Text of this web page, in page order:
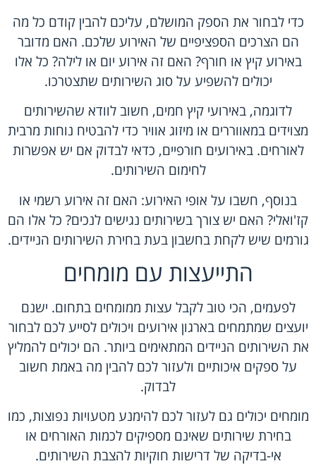
כדי לבחור את הספק המושלם, עליכם להבין קודם כל מה
הם הצרכים הספציפיים של האירוע שלכם. האם מדובר
באירוע קיץ או חורף? האם זה אירוע יום או לילה? כל אלו
יכולים להשפיע על סוג השירותים שתצטרכו.
לדוגמה, באירועי קיץ חמים, חשוב לוודא שהשירותים
מצוידים במאווררים או מיזוג אוויר כדי להבטיח נוחות מרבית
לאורחים. באירועים חורפיים, כדאי לבדוק אם יש אפשרות
לחימום השירותים.
בנוסף, חשבו על אופי האירוע: האם זה אירוע רשמי או
קז'ואלי? האם יש צורך בשירותים נגישים לנכים? כל אלו הם
גורמים שיש לקחת בחשבון בעת בחירת השירותים הניידים.
התייעצות עם מומחים
לפעמים, הכי טוב לקבל עצות ממומחים בתחום. ישנם
יועצים שמתמחים בארגון אירועים ויכולים לסייע לכם לבחור
את השירותים הניידים המתאימים ביותר. הם יכולים להמליץ
על ספקים איכותיים ולעזור לכם להבין מה באמת חשוב
לבדוק.
מומחים יכולים גם לעזור לכם להימנע מטעויות נפוצות, כמו
בחירת שירותים שאינם מספיקים לכמות האורחים או
אי-בדיקה של דרישות חוקיות להצבת השירותים.